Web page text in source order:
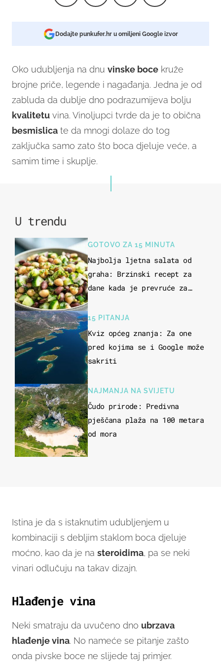
Dodajte punkufer.hr u omiljeni Google izvor
Oko udubljenja na dnu vinske boce kruže
brojne priče, legende i nagađanja. Jedna je od
zabluda da dublje dno podrazumijeva bolju
kvalitetu vina. Vinoljupci tvrde da je to obična
besmislica te da mnogi dolaze do tog
zaključka samo zato što boca djeluje veće, a
samim time i skuplje.
U trendu
GOTOVO ZA 15 MINUTA
Najbolja ljetna salata od
graha: Brzinski recept za
dane kada je prevruće za
15 PITANJA
Kviz općeg znanja: Za one
pred kojima se i Google može
sakriti
NAJMANJA NA SVIJETU
Čudo prirode: Predivna
pješčana plaža na 100 metara
od mora
Istina je da s istaknutim udubljenjem u
kombinaciji s debljim staklom boca djeluje
moćno, kao da je na steroidima, pa se neki
vinari odlučuju na takav dizajn.
Hlađenje vina
Neki smatraju da uvučeno dno ubrzava
hlađenje vina. No nameće se pitanje zašto
onda pivske boce ne slijede taj primjer.